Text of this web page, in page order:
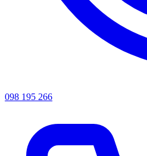
098 195 266